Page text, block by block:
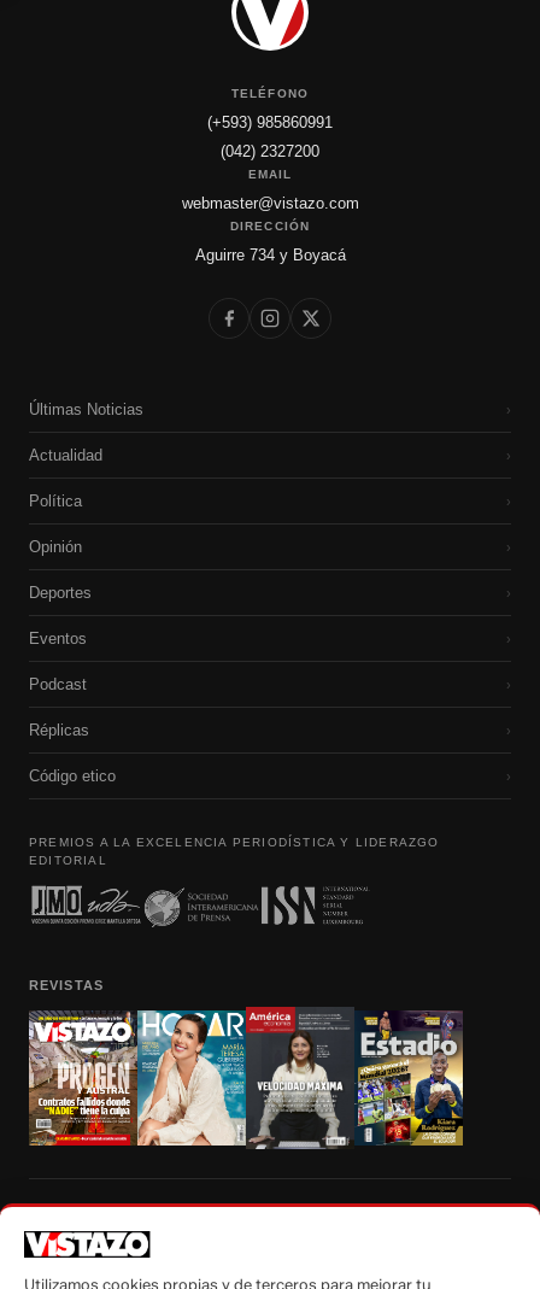
TELÉFONO
(+593) 985860991
(042) 2327200
EMAIL
webmaster@vistazo.com
DIRECCIÓN
Aguirre 734 y Boyacá
Últimas Noticias ›
Actualidad ›
Política ›
Opinión ›
Deportes ›
Eventos ›
Podcast ›
Réplicas ›
Código etico ›
PREMIOS A LA EXCELENCIA PERIODÍSTICA Y LIDERAZGO
EDITORIAL
REVISTAS
autorización escrita de su titular, de todos los contenidos de Vistazo.com.
Utilizamos cookies propias y de terceros para mejorar tu